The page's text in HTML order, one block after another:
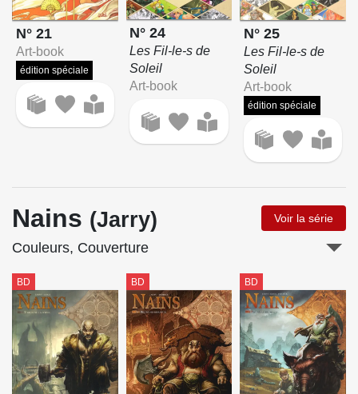
N° 21
Art-book
édition spéciale
N° 24
Les Fil-le-s de
Soleil
Art-book
N° 25
Les Fil-le-s de
Soleil
Art-book
édition spéciale
Nains (Jarry) Voir la série
Couleurs, Couverture
BD BD BD